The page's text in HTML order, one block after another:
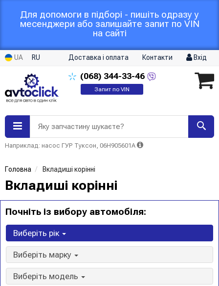
Для допомоги в підборі - пишіть одразу у
месенджери або залишайте запит по VIN
на сайті
UA RU Доставка і оплата Контакти Вхід
(068) 344-33-46
Запит по VIN
Яку запчастину шукаєте?
Наприклад: насос ГУР Туксон, 06H905601A
Головна Вкладиші корінні
Вкладиші корінні
Почніть із вибору автомобіля:
Виберіть рік
Виберіть марку
Виберіть модель